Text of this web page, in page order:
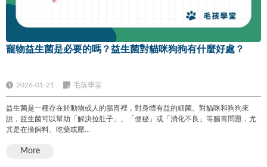
寵物益生菌是必要的嗎？益生菌對貓咪狗狗有什麼好處？
2026-01-21 毛孩學堂
益生菌是一種存在於動物或人的腸胃裡，對身體有益的細菌。對貓咪和狗狗來
說，益生菌可以幫助「解決拉肚子」、「便秘」或「消化不良」等腸胃問題，尤
其是在換飼料、吃藥或壓...
More